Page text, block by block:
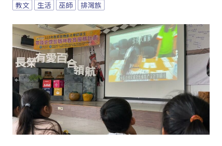
教文 生活 巫師 排灣族